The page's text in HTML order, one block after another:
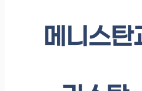
메니스탄